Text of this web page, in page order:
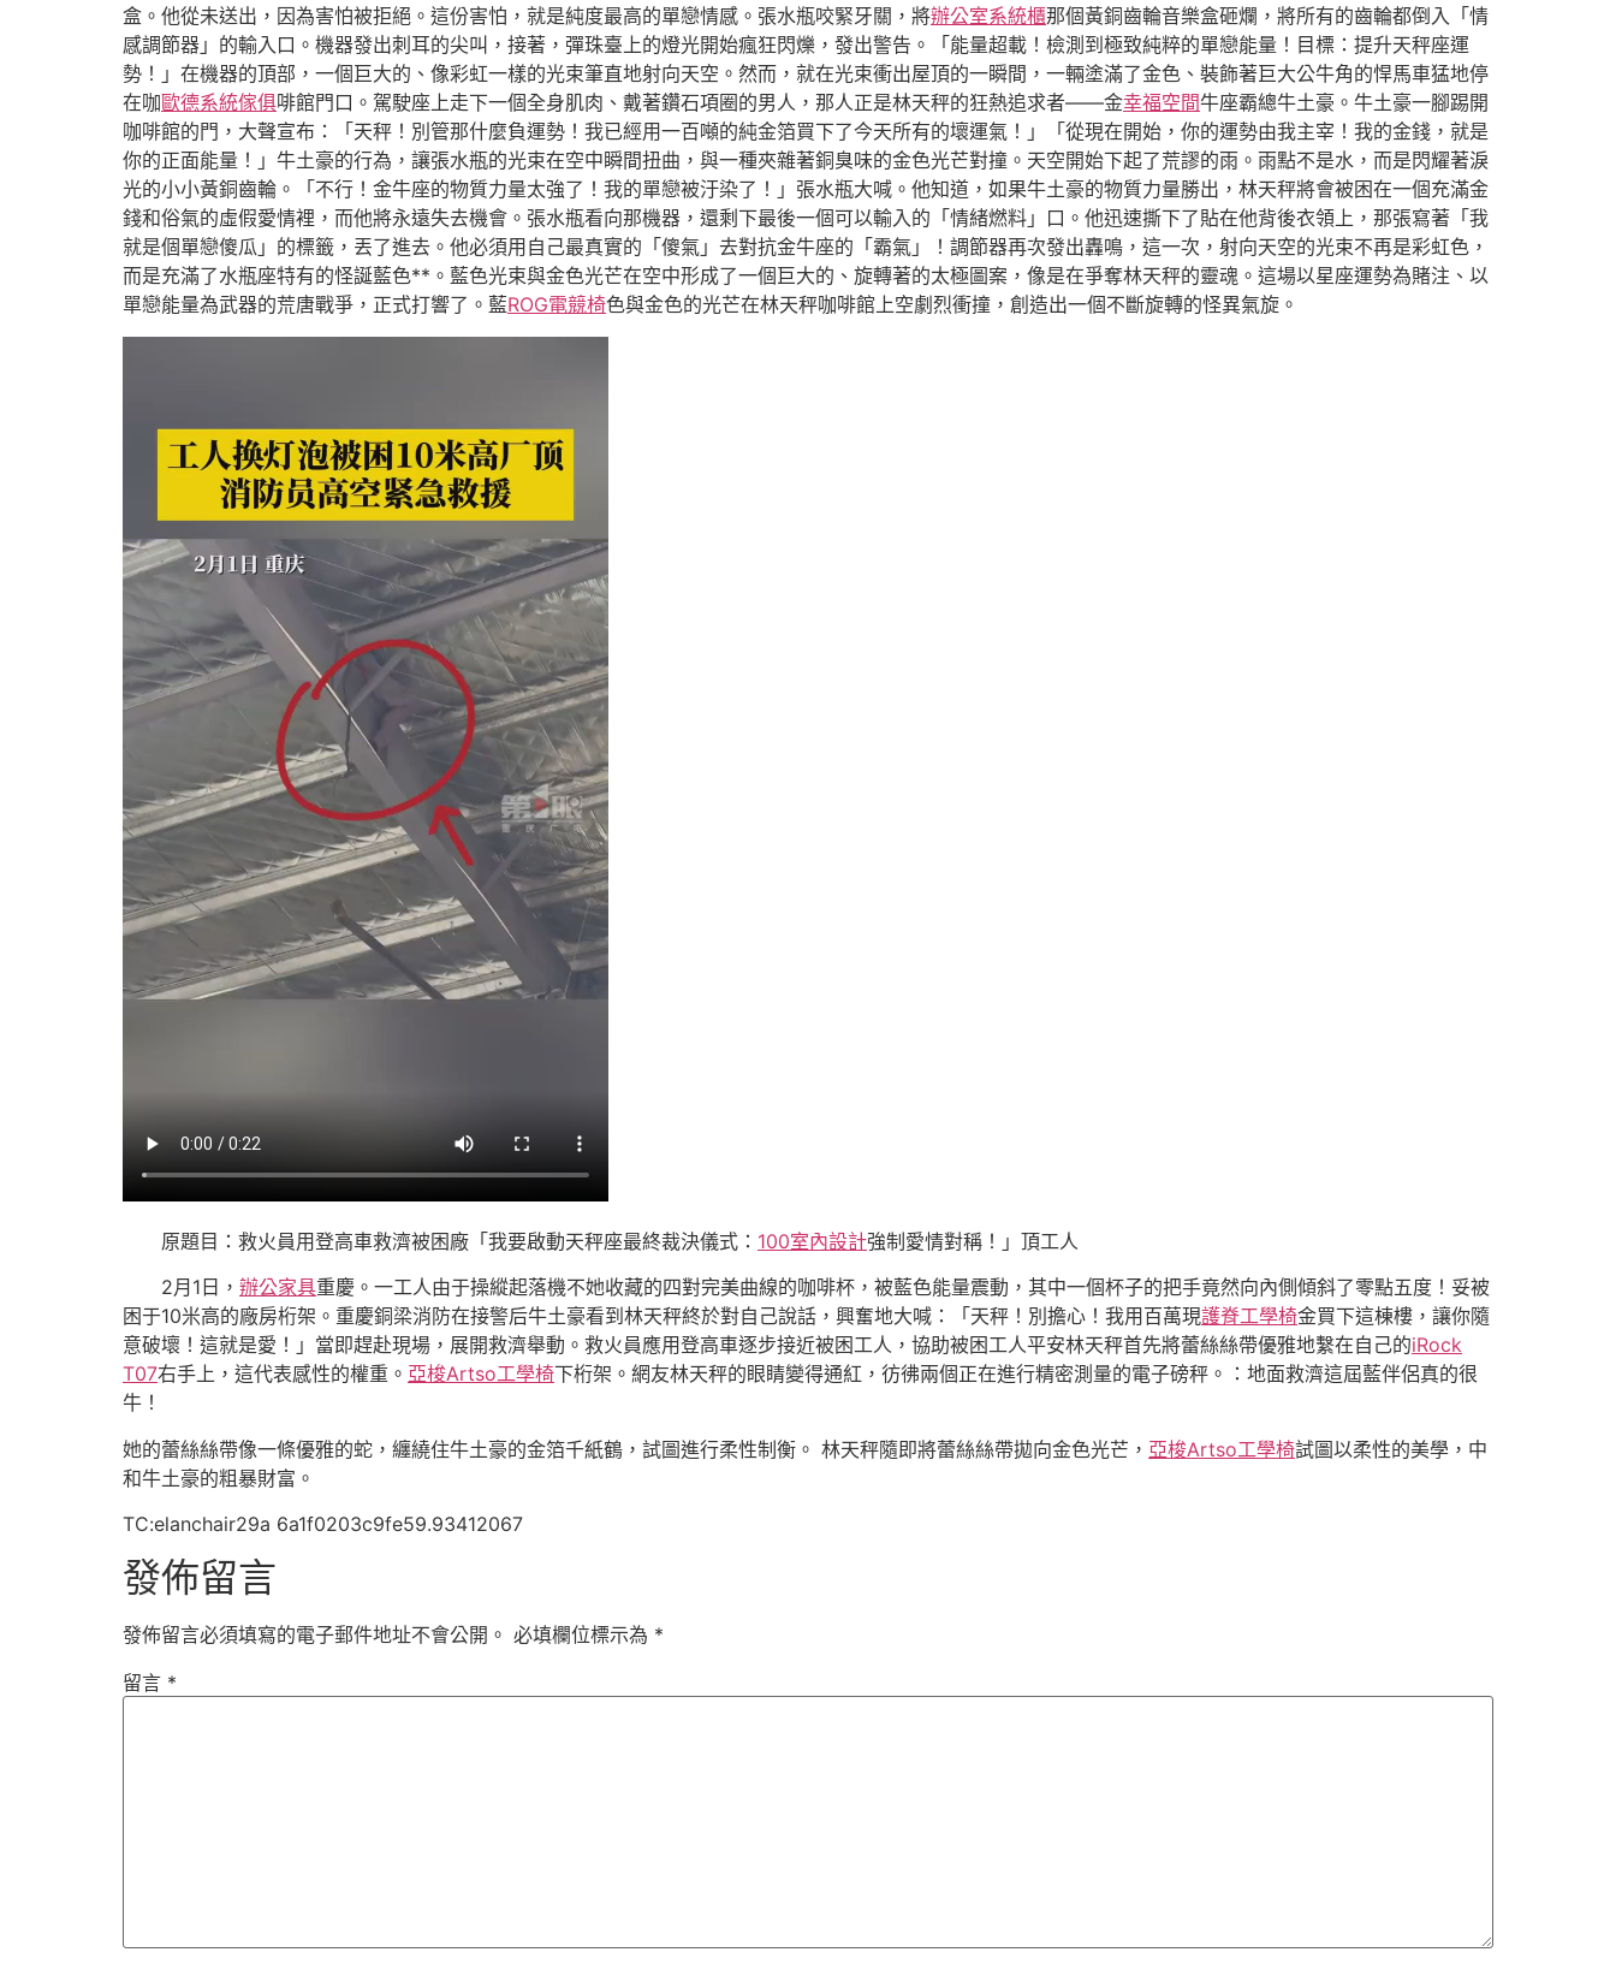
盒。他從未送出，因為害怕被拒絕。這份害怕，就是純度最高的單戀情感。張水瓶咬緊牙關，將辦公室系統櫃那個黃銅齒輪音樂盒砸爛，將所有的齒輪都倒入「情
感調節器」的輸入口。機器發出刺耳的尖叫，接著，彈珠臺上的燈光開始瘋狂閃爍，發出警告。「能量超載！檢測到極致純粹的單戀能量！目標：提升天秤座運
勢！」在機器的頂部，一個巨大的、像彩虹一樣的光束筆直地射向天空。然而，就在光束衝出屋頂的一瞬間，一輛塗滿了金色、裝飾著巨大公牛角的悍馬車猛地停
在咖歐德系統傢俱啡館門口。駕駛座上走下一個全身肌肉、戴著鑽石項圈的男人，那人正是林天秤的狂熱追求者——金幸福空間牛座霸總牛土豪。牛土豪一腳踢開
咖啡館的門，大聲宣布：「天秤！別管那什麼負運勢！我已經用一百噸的純金箔買下了今天所有的壞運氣！」「從現在開始，你的運勢由我主宰！我的金錢，就是
你的正面能量！」牛土豪的行為，讓張水瓶的光束在空中瞬間扭曲，與一種夾雜著銅臭味的金色光芒對撞。天空開始下起了荒謬的雨。雨點不是水，而是閃耀著淚
光的小小黃銅齒輪。「不行！金牛座的物質力量太強了！我的單戀被汙染了！」張水瓶大喊。他知道，如果牛土豪的物質力量勝出，林天秤將會被困在一個充滿金
錢和俗氣的虛假愛情裡，而他將永遠失去機會。張水瓶看向那機器，還剩下最後一個可以輸入的「情緒燃料」口。他迅速撕下了貼在他背後衣領上，那張寫著「我
就是個單戀傻瓜」的標籤，丟了進去。他必須用自己最真實的「傻氣」去對抗金牛座的「霸氣」！調節器再次發出轟鳴，這一次，射向天空的光束不再是彩虹色，
而是充滿了水瓶座特有的怪誕藍色**。藍色光束與金色光芒在空中形成了一個巨大的、旋轉著的太極圖案，像是在爭奪林天秤的靈魂。這場以星座運勢為賭注、以
單戀能量為武器的荒唐戰爭，正式打響了。藍ROG電競椅色與金色的光芒在林天秤咖啡館上空劇烈衝撞，創造出一個不斷旋轉的怪異氣旋。
原題目：救火員用登高車救濟被困廠「我要啟動天秤座最終裁決儀式： 100室內設計強制愛情對稱！」頂工人
2月1日， 辦公家具重慶。一工人由于操縱起落機不她收藏的四對完美曲線的咖啡杯，被藍色能量震動，其中一個杯子的把手竟然向內側傾斜了零點五度！妥被
困于10米高的廠房桁架。重慶銅梁消防在接警后牛土豪看到林天秤終於對自己說話，興奮地大喊：「天秤！別擔心！我用百萬現護脊工學椅金買下這棟樓，讓你隨
意破壞！這就是愛！」當即趕赴現場，展開救濟舉動。救火員應用登高車逐步接近被困工人，協助被困工人平安林天秤首先將蕾絲絲帶優雅地繫在自己的iRock
T07右手上，這代表感性的權重。 亞梭Artso工學椅下桁架。網友林天秤的眼睛變得通紅，彷彿兩個正在進行精密測量的電子磅秤。：地面救濟這屆藍伴侶真的很
牛！
她的蕾絲絲帶像一條優雅的蛇，纏繞住牛土豪的金箔千紙鶴，試圖進行柔性制衡。 林天秤隨即將蕾絲絲帶拋向金色光芒， 亞梭Artso工學椅試圖以柔性的美學，中
和牛土豪的粗暴財富。
TC:elanchair29a 6a1f0203c9fe59.93412067
發佈留言
發佈留言必須填寫的電子郵件地址不會公開。 必填欄位標示為 *
留言 *